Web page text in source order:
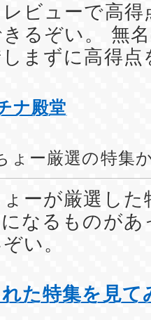
ビューで高
きるぞい。 無
まずに高得
ナ殿堂
ょー厳選の特集
ーが厳選し
なるものが
い。
た特集を見て